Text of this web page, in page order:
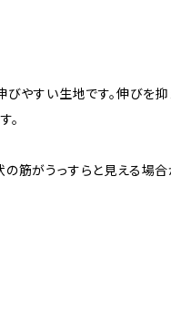
びやすい生地です。伸びを
。
筋がうっすらと見える場合